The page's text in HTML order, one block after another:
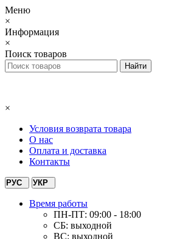
Меню
×
Информация
×
Поиск товаров
×
Условия возврата товара
О нас
Оплата и доставка
Контакты
РУС УКР
Время работы
ПН-ПТ: 09:00 - 18:00
СБ: выходной
ВС: выходной